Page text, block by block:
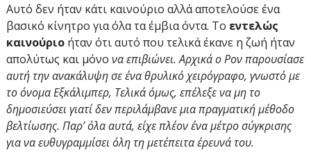
Αυτό δεν ήταν κάτι καινούριο αλλά αποτελούσε ένα
βασικό κίνητρο για όλα τα έμβια όντα. Το εντελώς
καινούριο ήταν ότι αυτό που τελικά έκανε η ζωή ήταν
απολύτως και μόνο να επιβιώνει. Αρχικά ο Ρον παρουσίασε
αυτή την ανακάλυψη σε ένα θρυλικό χειρόγραφο, γνωστό με
το όνομα Εξκάλιμπερ, Τελικά όμως, επέλεξε να μη το
δημοσιεύσει γιατί δεν περιλάμβανε μια πραγματική μέθοδο
βελτίωσης. Παρ’ όλα αυτά, είχε πλέον ένα μέτρο σύγκρισης
για να ευθυγραμμίσει όλη τη μετέπειτα έρευνά του.